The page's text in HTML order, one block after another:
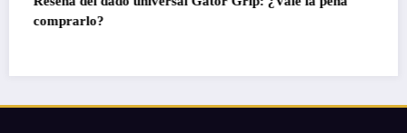
Idea DIY Original y Ecológica